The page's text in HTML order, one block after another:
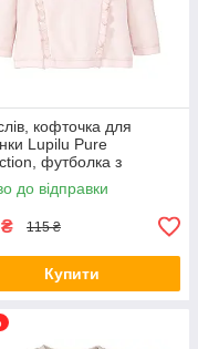
кофточка для
Lupilu Pure
футболка з
рукавами, реглан
до відправки
₴ 115 ₴
Купити